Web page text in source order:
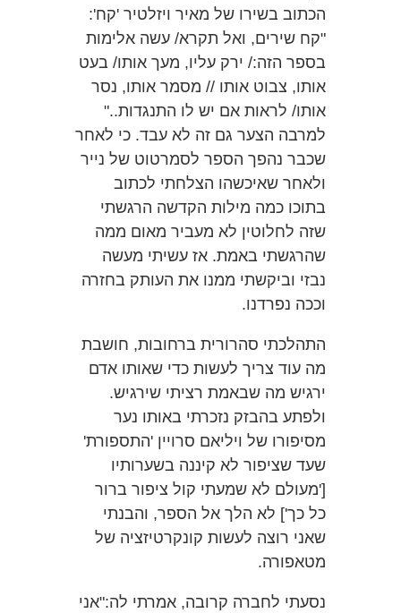
הכתוב בשירו של מאיר ויזלטיר 'קח':
"קח שירים, ואל תקרא/ עשה אלימות
בספר הזה:/ ירק עליו, מעך אותו/ בעט
אותו, צבוט אותו // מסמר אותו, נסר
אותו/ לראות אם יש לו התנגדות.."
למרבה הצער גם זה לא עבד. כי לאחר
שכבר נהפך הספר לסמרטוט של נייר
ולאחר שאיכשהו הצלחתי לכתוב
בתוכו כמה מילות הקדשה הרגשתי
שזה לחלוטין לא מעביר מאום ממה
שהרגשתי באמת. אז עשיתי מעשה
נבזי וביקשתי ממנו את העותק בחזרה
וככה נפרדנו.
התהלכתי סהרורית ברחובות, חושבת
מה עוד צריך לעשות כדי שאותו אדם
ירגיש מה שבאמת רציתי שירגיש.
ולפתע בהבזק נזכרתי באותו נער
מסיפורו של ויליאם סרויין 'התספורת'
שעד שציפור לא קיננה בשערותיו
['מעולם לא שמעתי קול ציפור ברור
כל כך'] לא הלך אל הספר, והבנתי
שאני רוצה לעשות קונקרטיזציה של
מטאפורה.
נסעתי לחברה קרובה, אמרתי לה:"אני